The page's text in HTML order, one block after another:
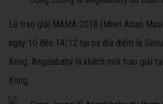
Lễ trao giải MAMA 2018 (Mnet Asian
ngày 10 đến 14/12 tại ba địa điểm là
Kong. Angelababy là khách mời trao giải
Kong.